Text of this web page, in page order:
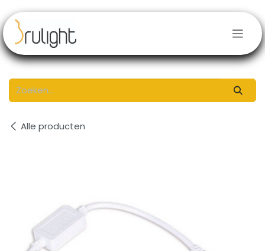
Alle producten